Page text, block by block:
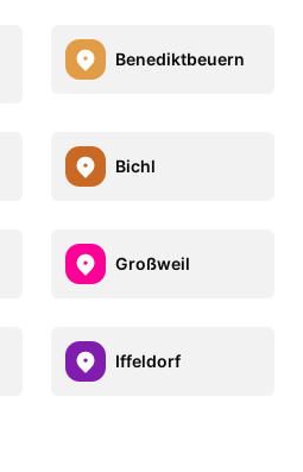
Benediktbeuern
Bichl
Großweil
Iffeldorf